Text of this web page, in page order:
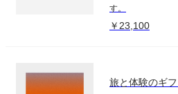
す。
￥23,100
旅と体験のギ